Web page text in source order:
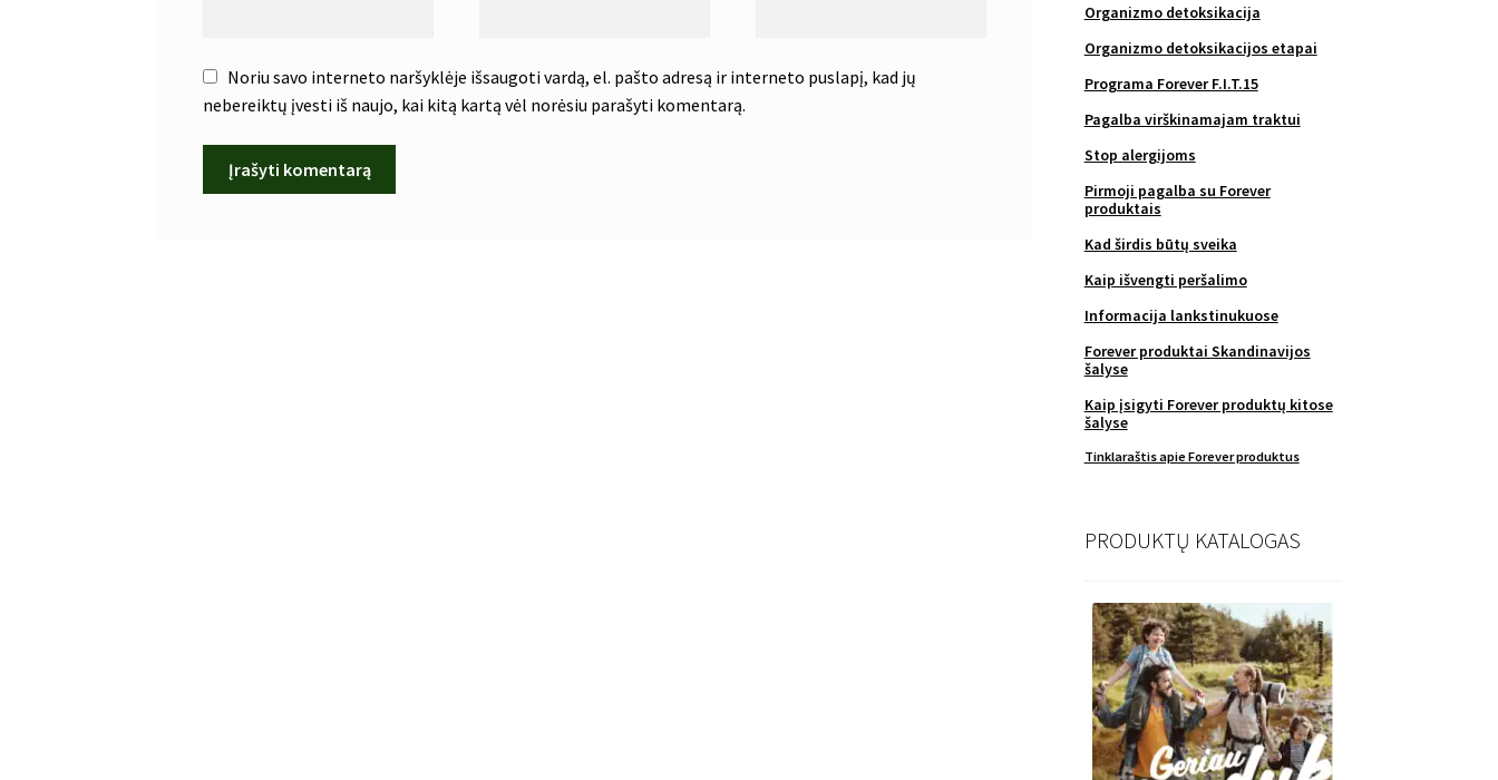
Noriu savo interneto naršyklėje išsaugoti vardą, el. pašto adresą ir interneto puslapį, kad jų
nebereiktų įvesti iš naujo, kai kitą kartą vėl norėsiu parašyti komentarą.
Organizmo detoksikacija
Organizmo detoksikacijos etapai
Programa Forever F.I.T.15
Pagalba virškinamajam traktui
Stop alergijoms
Pirmoji pagalba su Forever
produktais
Kad širdis būtų sveika
Kaip išvengti peršalimo
Informacija lankstinukuose
Forever produktai Skandinavijos
šalyse
Kaip įsigyti Forever produktų kitose
šalyse
Tinklaraštis apie Forever produktus
PRODUKTŲ KATALOGAS